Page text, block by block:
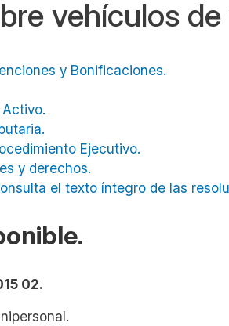
vehículos
y Bonificaciones.
Ejecutivo.
y derechos.
el texto íntegro de las
02.